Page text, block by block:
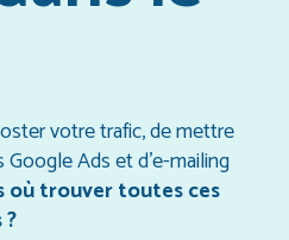
votre trafic, de mettre
Ads et d’e-mailing
où trouver toutes ces